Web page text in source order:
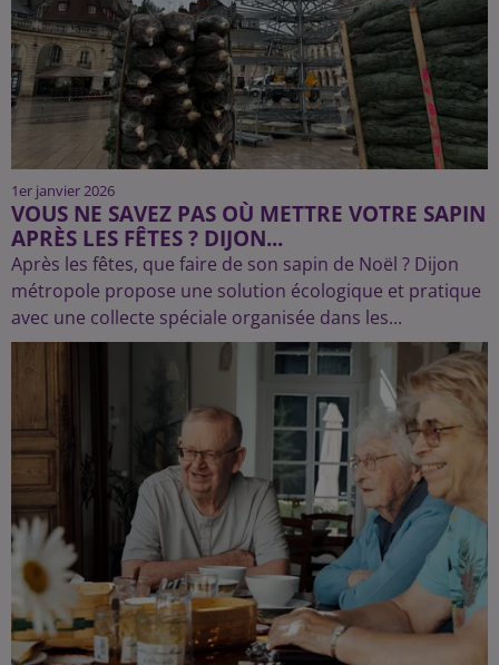
1er janvier 2026
VOUS NE SAVEZ PAS OÙ METTRE VOTRE SAPIN
APRÈS LES FÊTES ? DIJON...
Après les fêtes, que faire de son sapin de Noël ? Dijon
métropole propose une solution écologique et pratique
avec une collecte spéciale organisée dans les...